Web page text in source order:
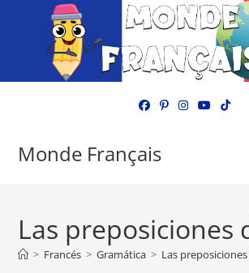
Monde Français
Las preposiciones
> Francés > Gramática > Las preposiciones